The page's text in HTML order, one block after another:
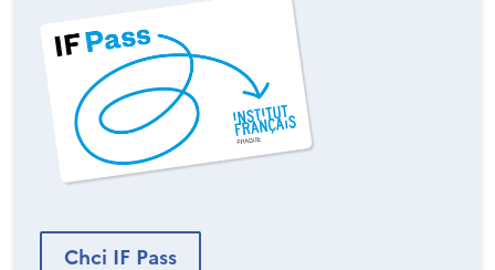
Chci IF Pass